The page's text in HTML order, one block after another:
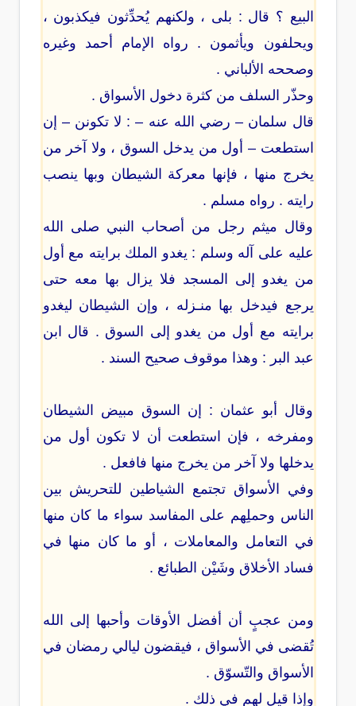
البيع ؟ قال : بلى ، ولكنهم يُحدِّثون فيكذبون ،
ويحلفون ويأثمون . رواه الإمام أحمد وغيره
وصححه الألباني .
وحذّر السلف من كثرة دخول الأسواق .
قال سلمان – رضي الله عنه – : لا تكونن – إن
استطعت – أول من يدخل السوق ، ولا آخر من
يخرج منها ، فإنها معركة الشيطان وبها ينصب
رايته . رواه مسلم .
وقال ميثم رجل من أصحاب النبي صلى الله
عليه على آله وسلم : يغدو الملك برايته مع أول
من يغدو إلى المسجد فلا يزال بها معه حتى
يرجع فيدخل بها منـزله ، وإن الشيطان ليغدو
برايته مع أول من يغدو إلى السوق . قال ابن
عبد البر : وهذا موقوف صحيح السند .
وقال أبو عثمان : إن السوق مبيض الشيطان
ومفرخه ، فإن استطعت أن لا تكون أول من
يدخلها ولا آخر من يخرج منها فافعل .
وفي الأسواق تجتمع الشياطين للتحريش بين
الناس وحملِهم على المفاسد سواء ما كان منها
في التعامل والمعاملات ، أو ما كان منها في
فساد الأخلاق وشَيْن الطبائع .
ومن عجبٍ أن أفضل الأوقات وأحبها إلى الله
تُقضى في الأسواق ، فيقضون ليالي رمضان في
الأسواق والتّسوّق .
وإذا قيل لهم في ذلك .